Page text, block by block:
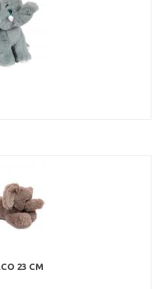
23 CM